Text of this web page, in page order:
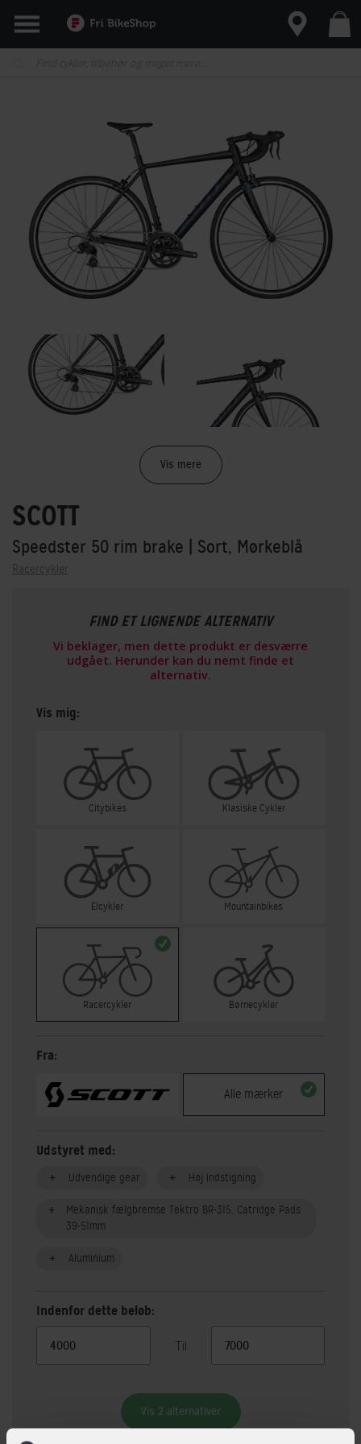
Vis mere
SCOTT
Speedster 50 rim brake | Sort, Mørkeblå
Racercykler
FIND ET LIGNENDE ALTERNATIV
Vi beklager, men dette produkt er desværre
udgået. Herunder kan du nemt finde et
alternativ.
Vis mig:
Citybikes Klasiske Cykler
Elcykler Mountainbikes
Racercykler Børnecykler
Fra:
Alle mærker
Udstyret med:
Udvendige gear Høj indstigning
Mekanisk fælgbremse Tektro BR-315, Catridge Pads
39-51mm
Aluminium
Indenfor dette beløb:
Til
Vis 2 alternativer